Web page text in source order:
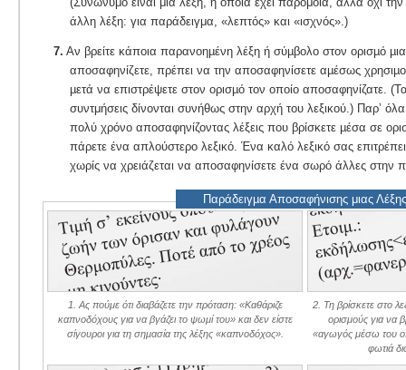
άλλη λέξη: για παράδειγμα, «λεπτός» και «ισχνός».)
7. Αν βρείτε κάποια παρανοηµένη λέξη ή σύµβολο στον ορισµό
αποσαφηνίζετε, πρέπει να την αποσαφηνίσετε αµέσως
µετά να επιστρέψετε στον ορισµό τον οποίο αποσαφηνίζατε.
συντμήσεις δίνονται συνήθως στην αρχή του λεξικού.) Παρ’
πολύ χρόνο αποσαφηνίζοντας λέξεις που βρίσκετε µέσα σε
πάρετε ένα απλούστερο λεξικό. Ένα καλό λεξικό σας
χωρίς να χρειάζεται να αποσαφηνίσετε ένα σωρό άλλες στην
Παράδειγµα Αποσαφήνισης μιας Λέξης
1. Ας πούμε ότι διαβάζετε την πρόταση: «Καθάριζε
καπνοδόχους για να βγάζει το ψωμί του» και δεν είστε
σίγουροι για τη σημασία της λέξης «καπνοδόχος».
2. Τη βρίσκετε στο
ορισμούς για να
«αγωγός μέσω του
φωτιά